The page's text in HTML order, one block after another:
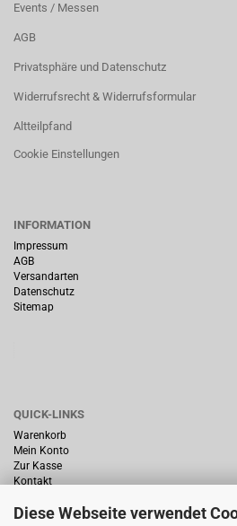
Diese Webseite verwendet
Events / Messen
AGB
Privatsphäre und Datenschutz
Widerrufsrecht & Widerrufsformular
Altteilpfand
Cookie Einstellungen
INFORMATION
Impressum
AGB
Versandarten
Datenschutz
Sitemap
QUICK-LINKS
Warenkorb
Mein Konto
Zur Kasse
Kontakt